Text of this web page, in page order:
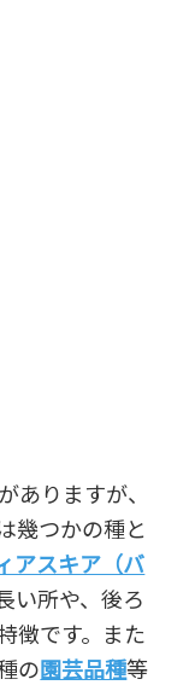
ありますが、
幾つかの種と
アスキア（バ
い所や、後ろ
徴です。また
の園芸品種等